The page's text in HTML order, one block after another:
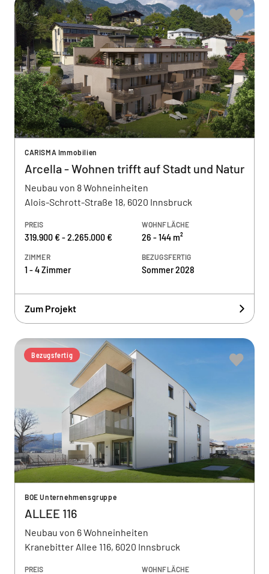
CARISMA Immobilien
Arcella - Wohnen trifft auf Stadt und Natur
Neubau von 8 Wohneinheiten
Alois-Schrott-Straße 18, 6020 Innsbruck
PREIS
319.900 € - 2.265.000 €
WOHNFLÄCHE
26 - 144 m²
ZIMMER
1 - 4 Zimmer
BEZUGSFERTIG
Sommer 2028
Zum Projekt
Bezugsfertig
BOE Unternehmensgruppe
ALLEE 116
Neubau von 6 Wohneinheiten
Kranebitter Allee 116, 6020 Innsbruck
PREIS WOHNFLÄCHE